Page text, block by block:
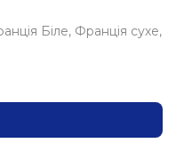
Біле Франція сухе